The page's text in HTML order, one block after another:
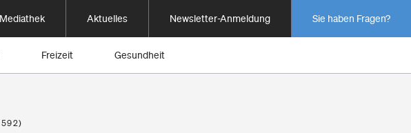
Mediathek Aktuelles Newsletter-Anmeldung Sie haben Fragen?
Freizeit Gesundheit
592)